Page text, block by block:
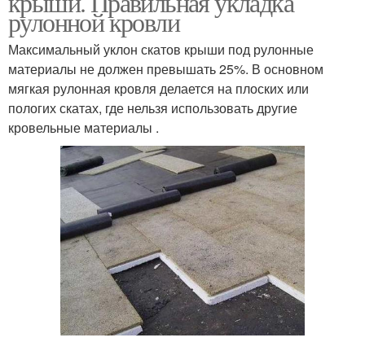
рулонной кровли
Максимальный уклон скатов крыши под рулонные
материалы не должен превышать 25%. В основном
мягкая рулонная кровля делается на плоских или
пологих скатах, где нельзя использовать другие
кровельные материалы .